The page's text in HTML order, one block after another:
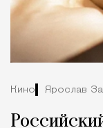
Кино Ярослав